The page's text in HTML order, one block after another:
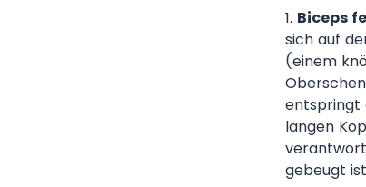
Biceps
sich auf
(einem
entspringt
langen
gebeugt